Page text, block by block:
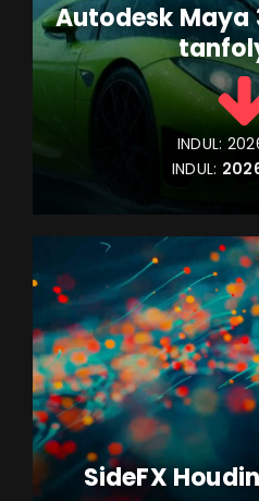
Autodesk Maya
INDUL:
INDUL:
SideFX